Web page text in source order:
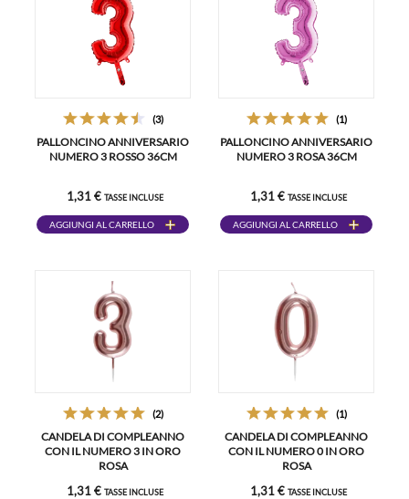
(3)
PALLONCINO ANNIVERSARIO
NUMERO 3 ROSSO 36CM
1,31 € TASSE INCLUSE
AGGIUNGI AL CARRELLO
(1)
PALLONCINO ANNIVERSARIO
NUMERO 3 ROSA 36CM
1,31 € TASSE INCLUSE
AGGIUNGI AL CARRELLO
(2)
CANDELA DI COMPLEANNO
CON IL NUMERO 3 IN ORO
ROSA
1,31 € TASSE INCLUSE
(1)
CANDELA DI COMPLEANNO
CON IL NUMERO 0 IN ORO
ROSA
1,31 € TASSE INCLUSE